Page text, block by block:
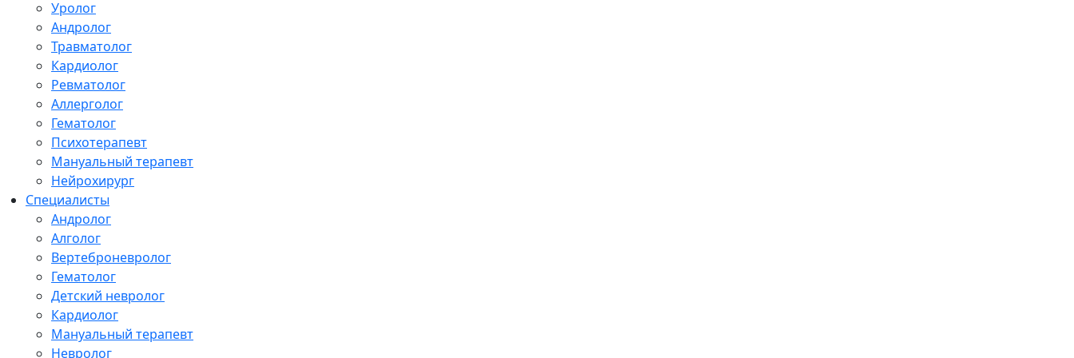
Уролог
Андролог
Травматолог
Кардиолог
Ревматолог
Аллерголог
Гематолог
Психотерапевт
Мануальный терапевт
Нейрохирург
Специалисты
Андролог
Алголог
Вертеброневролог
Гематолог
Детский невролог
Кардиолог
Мануальный терапевт
Невролог